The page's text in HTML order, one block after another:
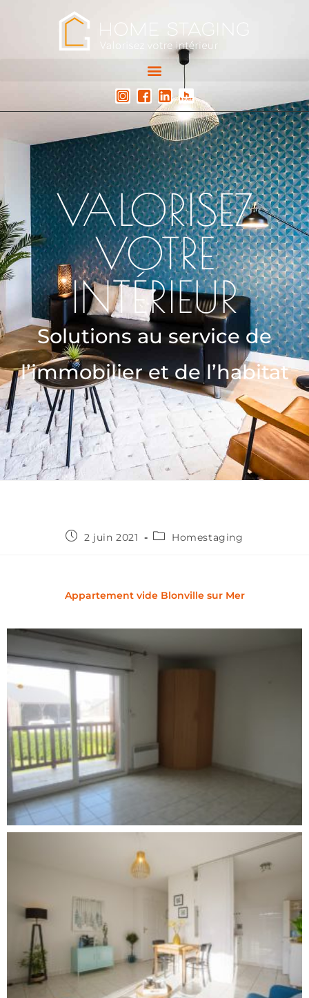
VALORISEZ
VOTRE
INTÉRIEUR
Solutions au service de
l’immobilier et de l’habitat
2 juin 2021 Homestaging
Appartement vide Blonville sur Mer